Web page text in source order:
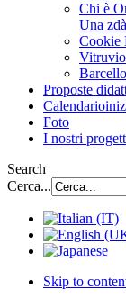
Chi è
Una
Cookie
Proposte
Calendario
Foto
I nostri
Search
Cerca...
Skip to